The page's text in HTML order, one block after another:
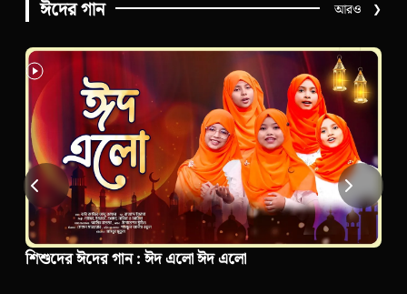
ঈদের গান আরও ❯
শিশুদের ঈদের গান : ঈদ এলো ঈদ এলো